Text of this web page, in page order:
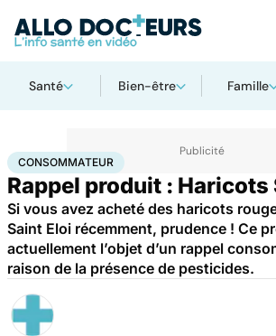
Santé Bien-être Famille
AccueilSantéConsommateur
CONSOMMATEUR
Rappel produit : Haricots
Si vous avez acheté des haricots
Saint Eloi récemment, prudence ! Ce
actuellement l’objet d’un rappel
raison de la présence de pesticides.